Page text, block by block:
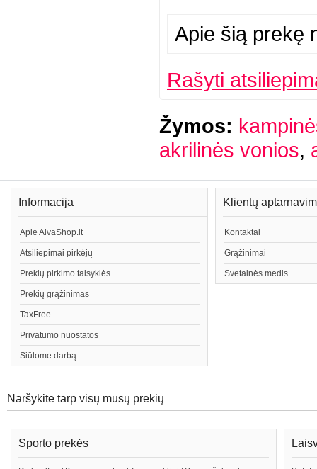
Apie šią prekę
Rašyti
Žymos:
akrilinės vonios,
Informacija
Apie AivaShop.lt
Atsiliepimai pirkėjų
Prekių pirkimo taisyklės
Prekių grąžinimas
TaxFree
Privatumo nuostatos
Siūlome darbą
Klientų
Kontaktai
Grąžinimai
Svetainės medis
Naršykite tarp visų mūsų prekių
Sporto prekės